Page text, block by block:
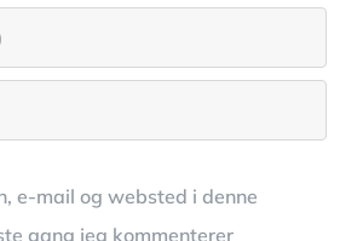
e-mail og websted i denne
gang jeg kommenterer